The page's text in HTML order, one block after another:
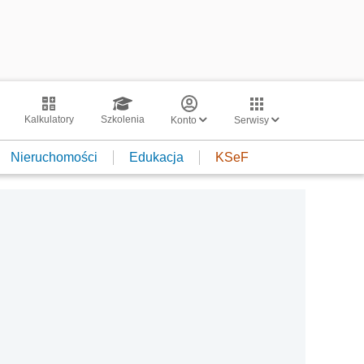
Kalkulatory Szkolenia Konto Serwisy
Nieruchomości Edukacja KSeF